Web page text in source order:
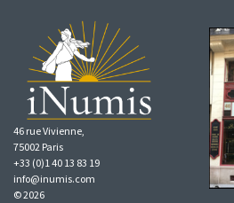
46 rue Vivienne,
75002 Paris
+33 (0)1 40 13 83 19
info@inumis.com
© 2026